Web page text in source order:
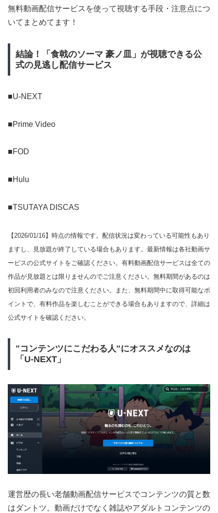
無料動画配信サービスを使って視聴する手段・注意点につ
いてまとめてます！
結論！「食戟のソーマ 豪ノ皿」が視聴できる公
式の見逃し配信サービス
■U-NEXT
■Prime Video
■FOD
■Hulu
■TSUTAYA DISCAS
【 2026/01/16】時点の情報です。配信状況は変わっている可能性もあり
ますし、見放題が終了している場合もあります。最新情報は各社動画サ
ービスの公式サイトをご確認ください。有料動画配信サービスは全ての
作品が見放題とは限りませんのでご注意ください。無料期間があるのは
初回利用者のみなので注意ください。また、無料期間中に取得可能なポ
イントで、有料作品を楽しむことができる場合もありますので、詳細は
公式サイトを確認ください。
"コンテンツにこだわる人"にオススメなのは
「U-NEXT」
運営歴の長い老舗動画配信サービスでコンテンツの質と数
はダントツ。動画だけでなく雑誌やアダルトコンテンツの